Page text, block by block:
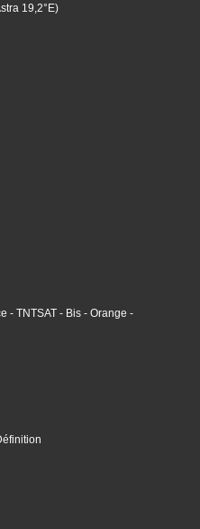
19,2°E)
- TNTSAT - Bis - Orange -